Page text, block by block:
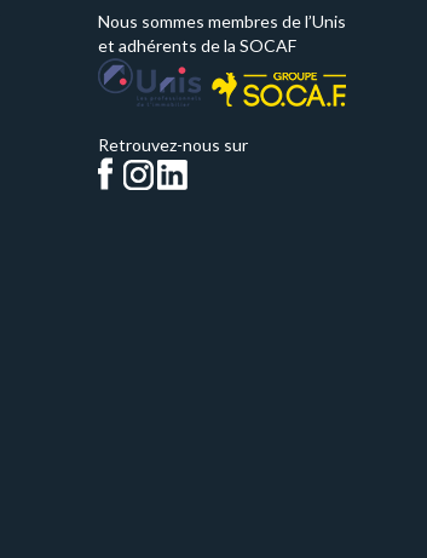
Nous sommes membres de l’Unis
et adhérents de la SOCAF
Retrouvez-nous sur